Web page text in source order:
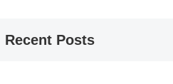
Recent Posts